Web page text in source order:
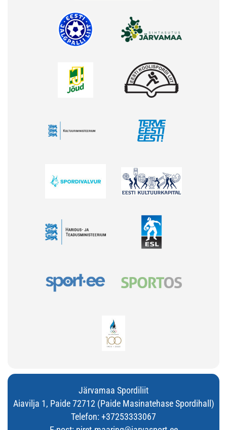
Järvamaa Spordiliit
Aiavilja 1, Paide 72712 (Paide Masinatehase Spordihall)
Telefon: +37253333067